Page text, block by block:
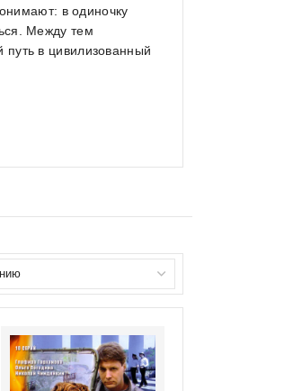
в одиночку
Между тем
в цивилизованный